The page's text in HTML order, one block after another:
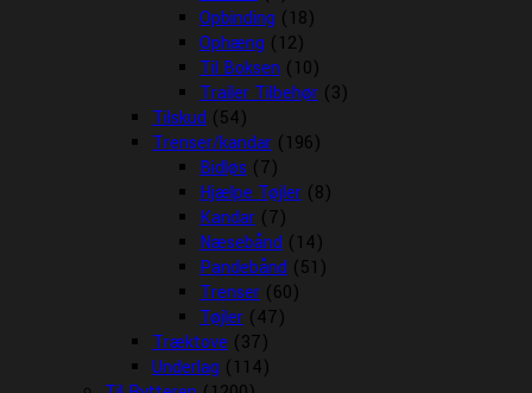
Opbinding (18)
Ophæng (12)
Til Boksen (10)
Trailer Tilbehør (3)
Tilskud (54)
Trenser/kandar (196)
Bidløs (7)
Hjælpe Tøjler (8)
Kandar (7)
Næsebånd (14)
Pandebånd (51)
Trenser (60)
Tøjler (47)
Træktove (37)
Underlag (114)